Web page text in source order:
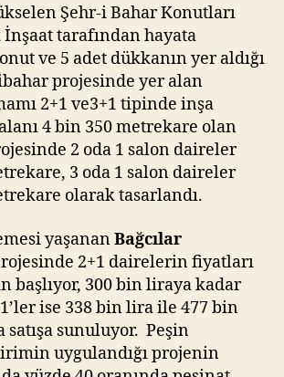
Şehr-i Bahar Konutları
tarafından hayata
ve 5 adet dükkanın yer aldığı
projesinde yer alan
2+1 ve3+1 tipinde inşa
4 bin 350 metrekare olan
2 oda 1 salon daireler
3 oda 1 salon daireler
olarak tasarlandı.
yaşananBağcılar
2+1 dairelerin fiyatları
başlıyor, 300 bin liraya kadar
ise 338 bin lira ile 477 bin
satışa sunuluyor. Peşin
uygulandığı projenin